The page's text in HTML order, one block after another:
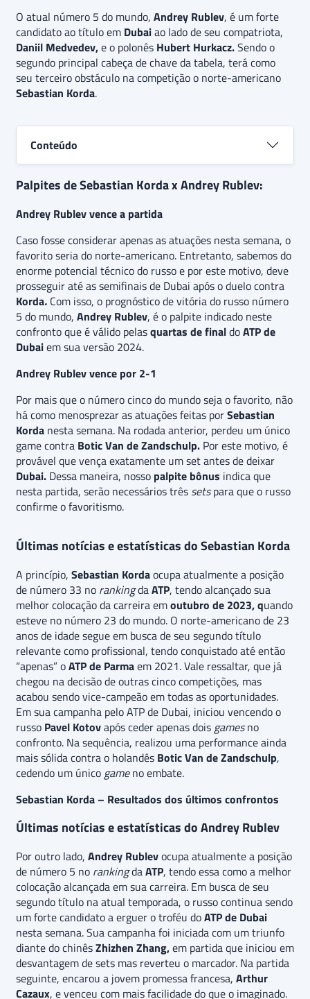
frente o norte-americano Sebastian Korda. O palpite
éde vitóriade Andrey Rublev,que é mais
consistente mentalmente em relação aSebastian
Korda.Além disso, há a expectativa de que a partida
seja resolvida em trêssetsdisputados, indicando
uma aposta extra no triunfo do russo por 2-1.
O atual número 5 do mundo, Andrey Rublev, é um forte
candidato ao título em Dubaiao lado de seu compatriota,
Daniil Medvedev,e o polonês Hubert Hurkacz.Sendo o
segundo principal cabeça de chave da tabela, terá como
seu terceiro obstáculo na competição o norte-americano
Sebastian Korda.
Conteúdo
Palpites de Sebastian Korda x Andrey Rublev:
Andrey Rublev vence a partida
Caso fosse considerar apenas as atuações nesta semana, o
favorito seria do norte-americano. Entretanto, sabemos do
enorme potencial técnico do russo e por este motivo, deve
prosseguir até as semifinais de Dubai após o duelo contra
Korda. Com isso, o prognóstico de vitória do russo número
5 do mundo, Andrey Rublev, é o palpite indicado neste
confronto que é válido pelasquartas de finaldoATP de
Dubaiem sua versão 2024.
Andrey Rublev vence por 2-1
Por mais que o número cinco do mundo seja o favorito, não
há como menosprezar as atuações feitas porSebastian
Korda nesta semana. Na rodada anterior, perdeu um único
game contra Botic Van de Zandschulp. Por este motivo, é
provável que vença exatamente um set antes de deixar
Dubai. Dessa maneira, nosso palpite bônus indica que
nesta partida, serão necessários três setspara que o russo
confirme o favoritismo.
Últimas notícias e estatísticas do Sebastian Korda
A princípio, Sebastian Kordaocupa atualmente a posição
de número 33 no rankingdaATP, tendo alcançado sua
melhor colocação da carreira emoutubro de 2023, quando
esteve no número 23 do mundo. O norte-americano de 23
anos de idade segue em busca de seu segundo título
relevante como profissional, tendo conquistado até então
“apenas” oATP de Parmaem 2021. Vale ressaltar, que já
chegou na decisão de outras cinco competições, mas
acabou sendo vice-campeão em todas as oportunidades.
Em sua campanha pelo ATP de Dubai, iniciou vencendo o
russo Pavel Kotovapós ceder apenas doisgamesno
confronto. Na sequência, realizou uma performance ainda
mais sólida contra o holandês Botic Van de Zandschulp,
cedendo um únicogameno embate.
Sebastian Korda – Resultados dos últimos confrontos
Últimas notícias e estatísticas do Andrey Rublev
Por outro lado, Andrey Rublevocupa atualmente a posição
de número 5 no rankingdaATP, tendo essa como a melhor
colocação alcançada em sua carreira. Em busca de seu
segundo título na atual temporada, o russo continua sendo
um forte candidato a erguer o troféu doATP de Dubai
nesta semana. Sua campanha foi iniciada com um triunfo
diante do chinêsZhizhen Zhang,em partida que iniciou em
desvantagem de sets mas reverteu o marcador. Na partida
seguinte, encarou a jovem promessa francesa, Arthur
Cazaux, e venceu com mais facilidade do que o imaginado.